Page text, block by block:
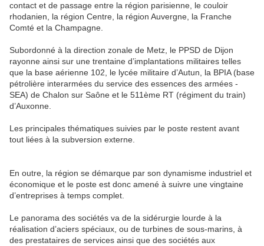
contact et de passage entre la région parisienne, le couloir
rhodanien, la région Centre, la région Auvergne, la Franche
Comté et la Champagne.
Subordonné à la direction zonale de Metz, le PPSD de Dijon
rayonne ainsi sur une trentaine d’implantations militaires telles
que la base aérienne 102, le lycée militaire d’Autun, la BPIA (base
pétrolière interarmées du service des essences des armées -
SEA) de Chalon sur Saône et le 511ème RT (régiment du train)
d’Auxonne.
Les principales thématiques suivies par le poste restent avant
tout liées à la subversion externe.
En outre, la région se démarque par son dynamisme industriel et
économique et le poste est donc amené à suivre une vingtaine
d’entreprises à temps complet.
Le panorama des sociétés va de la sidérurgie lourde à la
réalisation d’aciers spéciaux, ou de turbines de sous-marins, à
des prestataires de services ainsi que des sociétés aux